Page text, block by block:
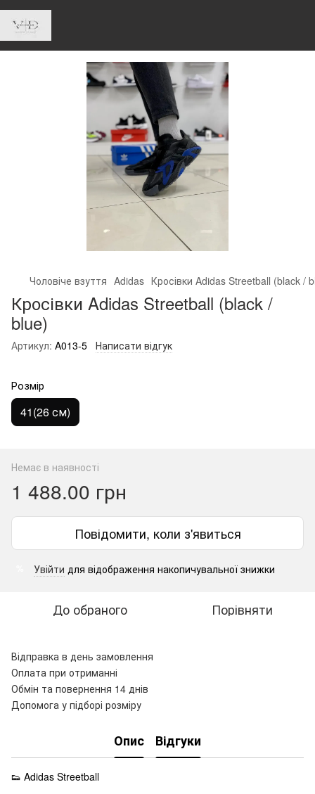
Чоловіче взуття Adidas Кросівки Adidas Streetball (black /
Кросівки Adidas Streetball (black /
blue)
Артикул: A013-5 Написати відгук
Розмір
41(26 см)
Немає в наявності
1 488.00 грн
Повідомити, коли з'явиться
Увійти для відображення накопичувальної знижки
До обраного Порівняти
Відправка в день замовлення
Оплата при отриманні
Обмін та повернення 14 днів
Допомога у підборі розміру
Опис Відгуки
👟 Adidas Streetball